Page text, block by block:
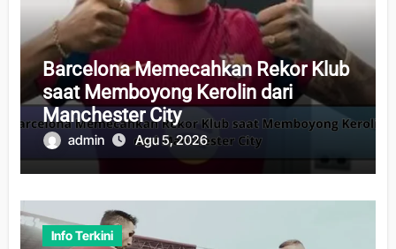
Barcelona Memecahkan Rekor Klub
saat Memboyong Kerolin dari
Manchester City
admin Agu 5, 2026
Info Terkini